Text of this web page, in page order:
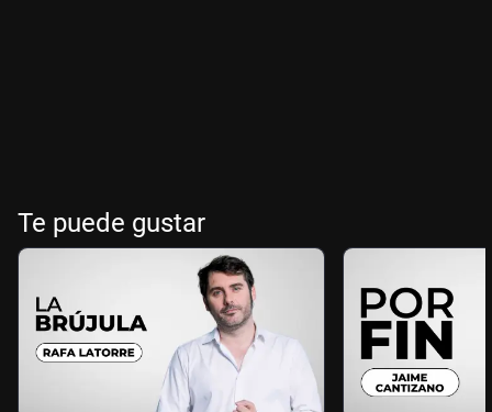
Te puede gustar